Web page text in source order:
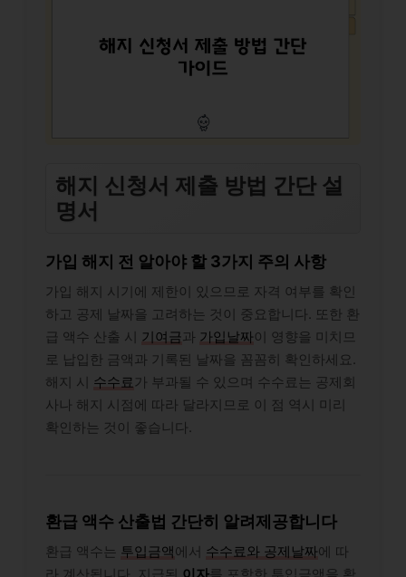
해지 신청서 제출 방법 간단 설
명서
가입 해지 전 알아야 할 3가지 주의 사항
가입 해지 시기에 제한이 있으므로 자격 여부를 확인
하고 공제 날짜을 고려하는 것이 중요합니다. 또한 환
급 액수 산출 시
기여금과 가입날짜이 영향을 미치므
로 납입한 금액과 기록된 날짜을 꼼꼼히 확인하세요.
해지 시 수수료 가 부과될 수 있으며 수수료는 공제회
사나 해지 시점에 따라 달라지므로 이 점 역시 미리
확인하는 것이 좋습니다.
환급 액수 산출법 간단히 알려제공합니다
환급 액수는 투입금액에서 수수료와 공제날짜에 따